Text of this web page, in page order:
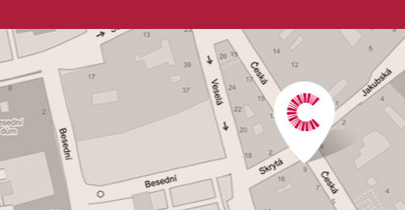
Carnival Of VeniceCiribiribinDance Of The HoursFratelli
D'ItaliaFuniculi, FuniculaIdealeIntermezzoLa DonnaÉ
MobileO Mio Babbino Caro'O Sole MioOh MarieQuando
Men VoSanta LuciaVieni Sul MarTorna A Surriento